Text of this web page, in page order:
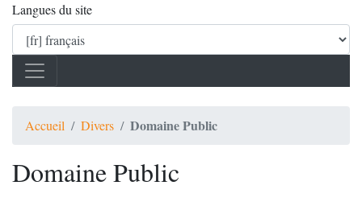
Langues du site
Accueil Divers Domaine Public
Domaine Public